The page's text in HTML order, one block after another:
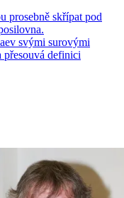
prosebně skřípat pod
svými surovými
přesouvá definici